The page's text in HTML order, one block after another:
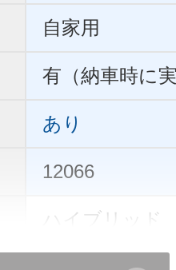
自家用
有（納車時に
あり
12066
ハイブリッド